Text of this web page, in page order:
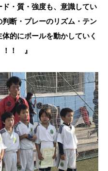
質・強度も、意識してい
・プレーのリズム・テン
的にボールを動かしていく
！！ 』